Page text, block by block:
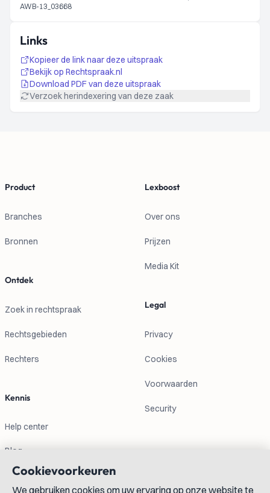
AWB-13_03668
Links
Kopieer de link naar deze uitspraak
Bekijk op Rechtspraak.nl
Download PDF van deze uitspraak
Verzoek herindexering van deze zaak
Product
Branches
Bronnen
Ontdek
Zoek in rechtspraak
Rechtsgebieden
Rechters
Kennis
Help center
Blog
Lexboost
Over ons
Prijzen
Media Kit
Legal
Privacy
Cookies
Voorwaarden
Security
Contactgegevens
Cookievoorkeuren
We gebruiken cookies om uw ervaring op onze website te